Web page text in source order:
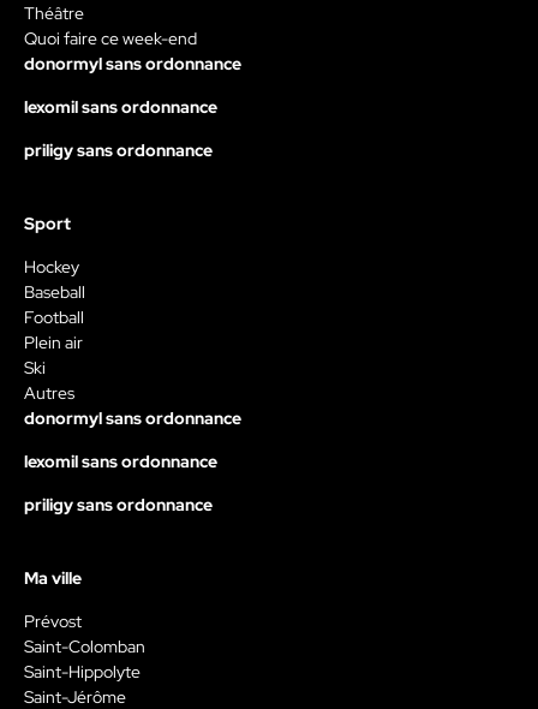
Théâtre
Quoi faire ce week-end
donormyl sans ordonnance
lexomil sans ordonnance
priligy sans ordonnance
Sport
Hockey
Baseball
Football
Plein air
Ski
Autres
donormyl sans ordonnance
lexomil sans ordonnance
priligy sans ordonnance
Ma ville
Prévost
Saint-Colomban
Saint-Hippolyte
Saint-Jérôme